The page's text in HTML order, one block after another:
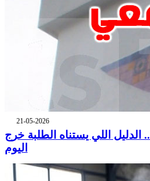
21-05-2026
التوجيه الجامعي 2026.. الدليل اللي يستناه الطلبة خرج
اليوم